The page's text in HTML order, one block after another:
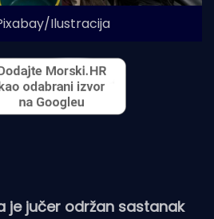
Ilustracija
je jučer održan sastanak